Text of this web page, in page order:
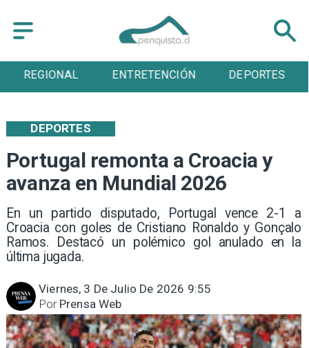
REGIONAL ENTRETENCIÓN DEPORTES
Portugal remonta a Croacia y
avanza en Mundial 2026
En un partido disputado, Portugal vence 2-1 a
Croacia con goles de Cristiano Ronaldo y Gonçalo
Ramos. Destacó un polémico gol anulado en la
última jugada.
DEPORTES
Viernes, 3 De Julio De 2026 9:55
Prensa Web
Por